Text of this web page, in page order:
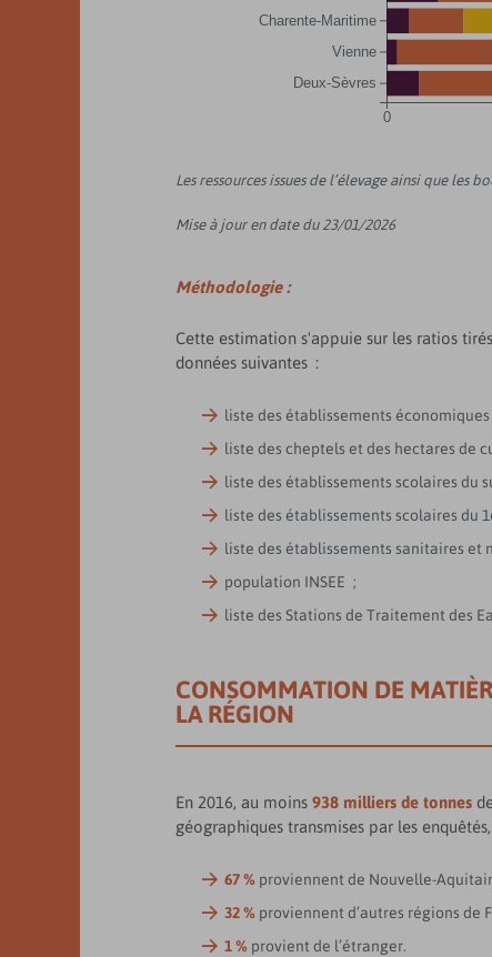
0
Deux-Sèvres
Vienne
Charente-Maritime
Les ressources issues de l’élevage ainsi que les
Mise à jour en date du 23/01/2026
Méthodologie :
Cette estimation s'appuie sur les ratios
données suivantes :
liste des établissements économiques
liste des cheptels et des hectares de
liste des établissements scolaires du
liste des établissements scolaires du
liste des établissements sanitaires et
population INSEE ;
liste des Stations de Traitement des
CONSOMMATION DE
LA RÉGION
En 2016, au moins 938 milliers de tonnes
géographiques transmises par les
67 %proviennent de Nouvelle-
32 %proviennent d’autres régions de
1 %provient de l’étranger.